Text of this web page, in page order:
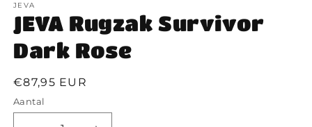
JEVA
JEVA Rugzak Survivor
Dark Rose
Normale
prijs
€87,95 EUR
Aantal
Aantal